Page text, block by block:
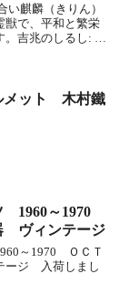
い麒麟（きりん）
獣で、平和と繁栄
吉兆のしるし: 皇
メット 木村鐵
1960～1970
ヴィンテージ
～1970 ＯＣＴ
ジ 入荷しまし